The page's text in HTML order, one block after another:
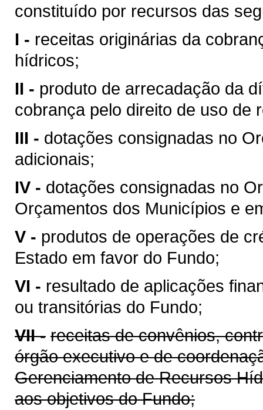
constituído por recursos das
I - receitas originárias da
hídricos;
II - produto de arrecadação da
cobrança pelo direito de uso de
III - dotações consignadas no
adicionais;
IV - dotações consignadas no
Orçamentos dos Municípios e
V - produtos de operações de
Estado em favor do Fundo;
VI - resultado de aplicações
ou transitórias do Fundo;
VII - receitas de convênios,
órgão executivo e de
Gerenciamento de Recursos
aos objetivos do Fundo;